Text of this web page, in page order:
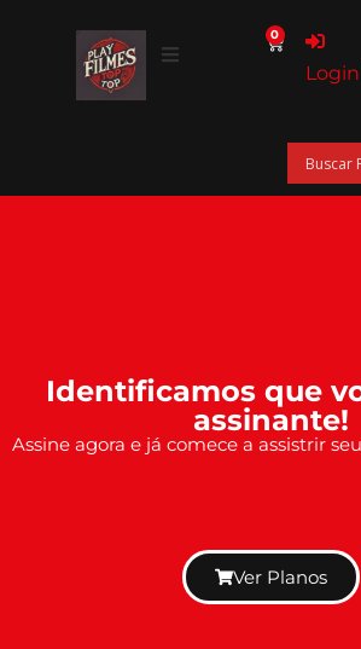
0
Login
Identificamos que
assinante!
Assine agora e já comece a assistrir
Ver Planos